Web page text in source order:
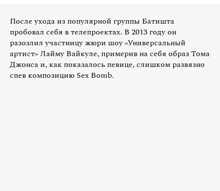
После ухода из популярной группы Батишта
пробовал себя в телепроектах. В 2013 году он
разозлил участницу жюри шоу «Универсальный
артист» Лайму Вайкуле, примерив на себя образ Тома
Джонса и, как показалось певице, слишком развязно
спев композицию Sex Bomb.